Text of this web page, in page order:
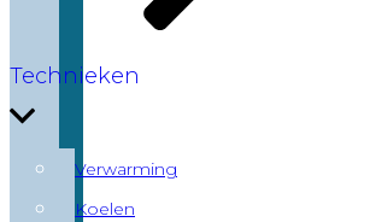
Technieken
Verwarming
Koelen